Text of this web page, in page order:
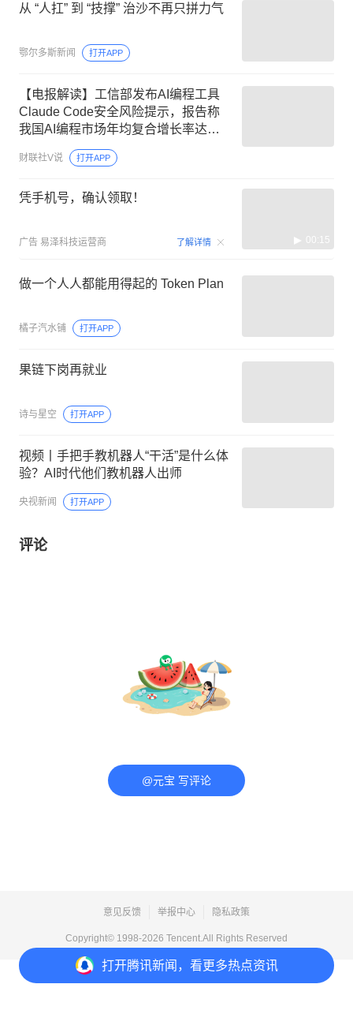
打开腾讯新闻，看更多热点资讯
从 “人扛” 到 “技撑” 治沙不再只拼力气
鄂尔多斯新闻 打开APP
【电报解读】工信部发布AI编程工具
Claude Code安全风险提示，报告称
我国AI编程市场年均复合增长率达
38%，这家公司AI编程平台真正实现
应用的快速开发落地
财联社V说 打开APP
凭手机号，确认领取！
广告 易泽科技运营商 了解详情 00:15
做一个人人都能用得起的 Token Plan
橘子汽水铺 打开APP
果链下岗再就业
诗与星空 打开APP
视频丨手把手教机器人“干活”是什么体
验？AI时代他们教机器人出师
央视新闻 打开APP
评论
@元宝 写评论
意见反馈 举报中心 隐私政策
Copyright© 1998-2026 Tencent.All Rights Reserved